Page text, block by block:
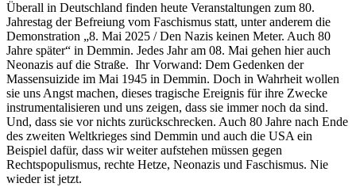
Überall in Deutschland finden heute Veranstaltungen zum 80.
Jahrestag der Befreiung vom Faschismus statt, unter anderem die
Demonstration „8. Mai 2025 / Den Nazis keinen Meter. Auch 80
Jahre später“ in Demmin. Jedes Jahr am 08. Mai gehen hier auch
Neonazis auf die Straße. Ihr Vorwand: Dem Gedenken der
Massensuizide im Mai 1945 in Demmin. Doch in Wahrheit wollen
sie uns Angst machen, dieses tragische Ereignis für ihre Zwecke
instrumentalisieren und uns zeigen, dass sie immer noch da sind.
Und, dass sie vor nichts zurückschrecken. Auch 80 Jahre nach Ende
des zweiten Weltkrieges sind Demmin und auch die USA ein
Beispiel dafür, dass wir weiter aufstehen müssen gegen
Rechtspopulismus, rechte Hetze, Neonazis und Faschismus. Nie
wieder ist jetzt.